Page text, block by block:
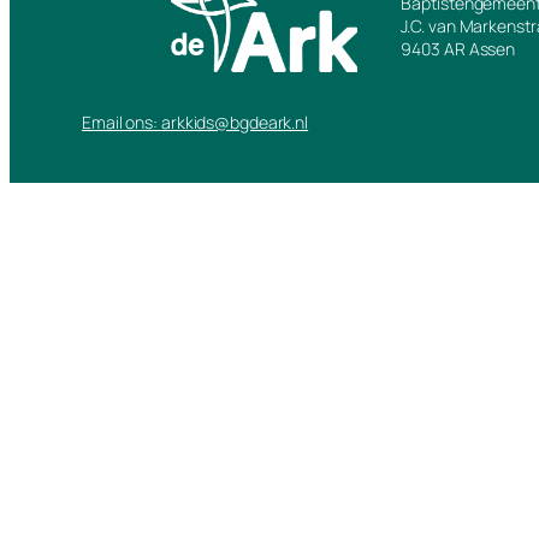
J.C. van
9403 AR Assen
Email ons: arkkids@bgdeark.nl